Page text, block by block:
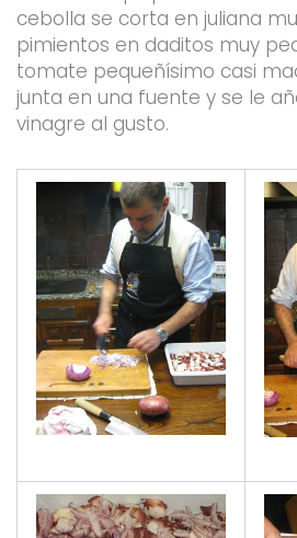
cebolla se corta en juliana
pimientos en daditos muy
tomate pequeñísimo casi
junta en una fuente y se le
vinagre al gusto.